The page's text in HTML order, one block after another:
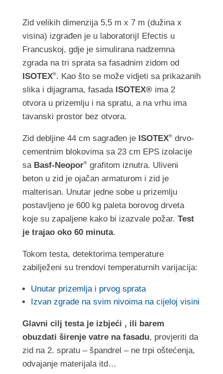
Zid velikih dimenzija 5,5 m x 7 m (dužina x
visina) izgrađen je u laboratorijI Efectis u
Francuskoj, gdje je simulirana nadzemna
zgrada na tri sprata sa fasadnim zidom od
ISOTEX®. Kao što se može vidjeti sa prikazanih
slika i dijagrama, fasada ISOTEX®ima 2
otvora u prizemlju i na spratu, a na vrhu ima
tavanski prostor bez otvora.
Zid debljine 44 cm sagrađen je ISOTEX®drvo-
cementnim blokovima sa 23 cm EPS izolacije
sa Basf-Neopor® grafitom iznutra. Uliveni
beton u zid je ojačan armaturom i zid je
malterisan. Unutar jedne sobe u prizemlju
postavljeno je 600 kg paleta borovog drveta
koje su zapaljene kako bi izazvale požar. Test
je trajao oko 60 minuta.
Tokom testa, detektorima temperature
zabilježeni su trendovi temperaturnih varijacija:
Unutar prizemlja i prvog sprata
Izvan zgrade na svim nivoima na cijeloj visini
Glavni cilj testa je izbjeći , ili barem
obuzdati širenje vatre na fasadu, provjeriti da
zid na 2. spratu – špandrel – ne trpi oštećenja,
odvajanje materijala itd…